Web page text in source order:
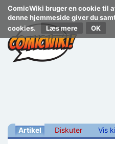
ComicWiki bruger en cookie til
denne hjemmeside giver du
cookies.
Læs mere
Artikel Diskuter Vis